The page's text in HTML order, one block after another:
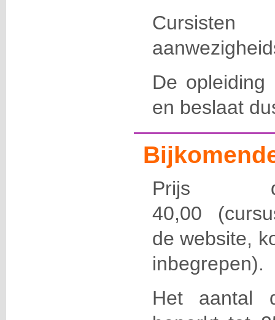
De
en beslaat
Prijs
40,00
de website,
inbegrepen).
Het aantal